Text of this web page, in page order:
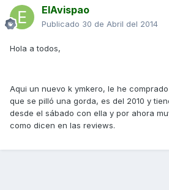
ElAvispao
Publicado 30 de Abril del 2014
Hola a todos,
Aqui un nuevo k ymkero, le he
que se pilló una gorda, es del 2010 y
desde el sábado con ella y por ahora
como dicen en las reviews.